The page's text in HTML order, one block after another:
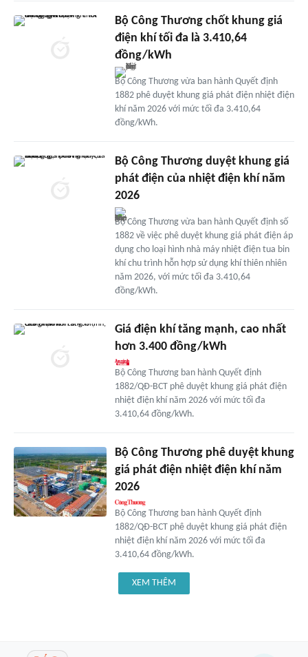
Bộ Công Thương chốt khung giá
điện khí tối đa là 3.410,64
đồng/kWh
Bộ Công Thương vừa ban hành Quyết định
1882 phê duyệt khung giá phát điện nhiệt điện
khí năm 2026 với mức tối đa 3.410,64
đồng/kWh.
Bộ Công Thương duyệt khung giá
phát điện của nhiệt điện khí năm
2026
Bộ Công Thương vừa ban hành Quyết định số
1882 về việc phê duyệt khung giá phát điện áp
dụng cho loại hình nhà máy nhiệt điện tua bin
khí chu trình hỗn hợp sử dụng khí thiên nhiên
năm 2026, với mức tối đa 3.410,64
đồng/kWh.
Giá điện khí tăng mạnh, cao nhất
hơn 3.400 đồng/kWh
Bộ Công Thương ban hành Quyết định
1882/QĐ-BCT phê duyệt khung giá phát điện
nhiệt điện khí năm 2026 với mức tối đa
3.410,64 đồng/kWh.
Bộ Công Thương phê duyệt khung
giá phát điện nhiệt điện khí năm
2026
Bộ Công Thương ban hành Quyết định
1882/QĐ-BCT phê duyệt khung giá phát điện
nhiệt điện khí năm 2026 với mức tối đa
3.410,64 đồng/kWh.
XEM THÊM